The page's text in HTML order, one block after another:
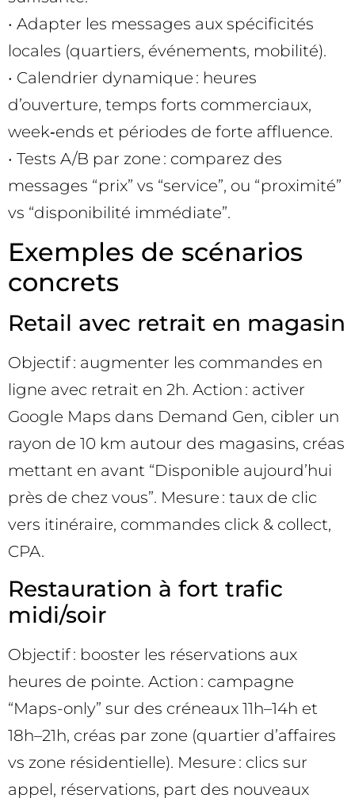
• Adapter les messages aux spécificités
locales (quartiers, événements, mobilité).
• Calendrier dynamique : heures
d’ouverture, temps forts commerciaux,
week‑ends et périodes de forte affluence.
• Tests A/B par zone : comparez des
messages “prix” vs “service”, ou “proximité”
vs “disponibilité immédiate”.
Exemples de scénarios
concrets
Retail avec retrait en magasin
Objectif : augmenter les commandes en
ligne avec retrait en 2h. Action : activer
Google Maps dans Demand Gen, cibler un
rayon de 10 km autour des magasins, créas
mettant en avant “Disponible aujourd’hui
près de chez vous”. Mesure : taux de clic
vers itinéraire, commandes click & collect,
CPA.
Restauration à fort trafic
midi/soir
Objectif : booster les réservations aux
heures de pointe. Action : campagne
“Maps-only” sur des créneaux 11h–14h et
18h–21h, créas par zone (quartier d’affaires
vs zone résidentielle). Mesure : clics sur
appel, réservations, part des nouveaux